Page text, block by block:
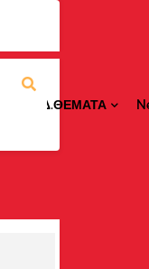
ΕΙΔ.ΘΕΜΑΤΑ